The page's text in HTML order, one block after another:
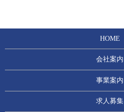
HOME
会社案内
事業案内
求人募集